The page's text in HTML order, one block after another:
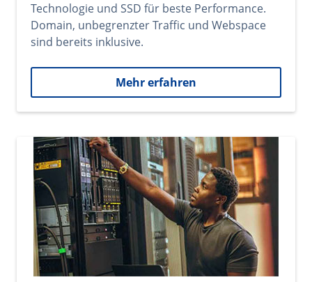
Technologie und SSD für beste Performance.
Domain, unbegrenzter Traffic und Webspace
sind bereits inklusive.
Mehr erfahren